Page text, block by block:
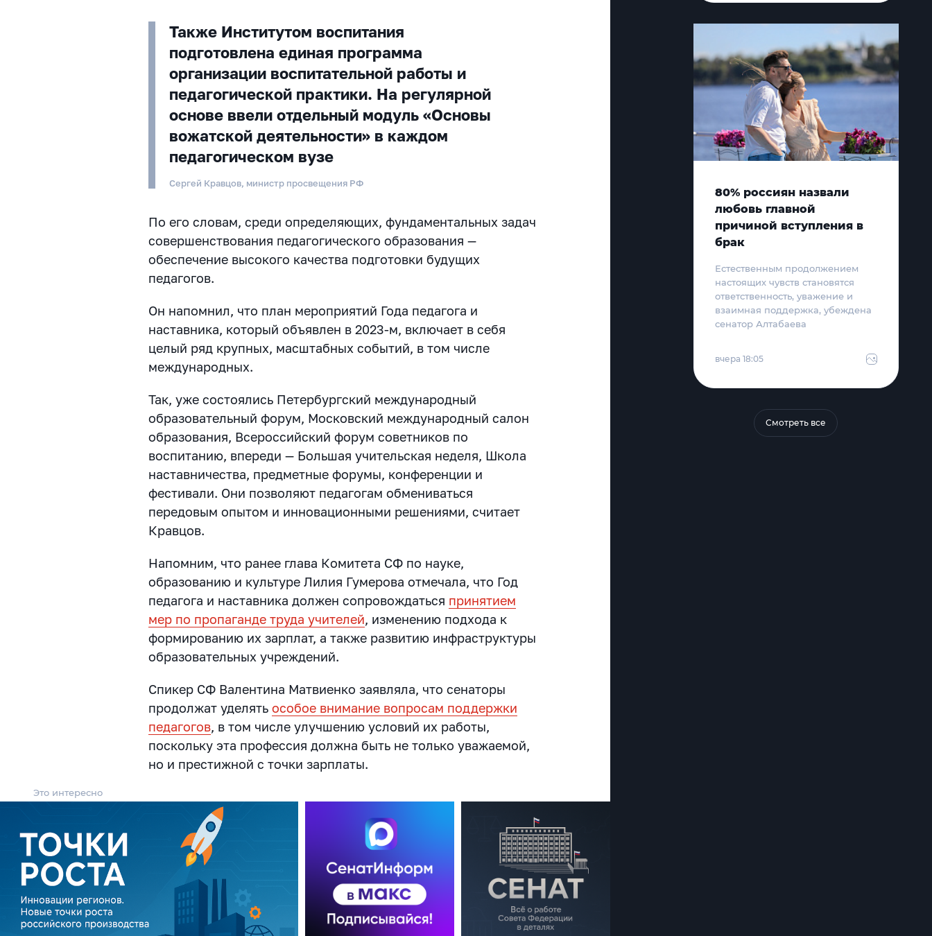
Также Институтом воспитания
подготовлена единая программа
организации воспитательной работы и
педагогической практики. На регулярной
основе ввели отдельный модуль «Основы
вожатской деятельности» в каждом
педагогическом вузе
Сергей Кравцов, министр просвещения РФ
По его словам, среди определяющих, фундаментальных задач
совершенствования педагогического образования —
обеспечение высокого качества подготовки будущих
педагогов.
Он напомнил, что план мероприятий Года педагога и
наставника, который объявлен в 2023-м, включает в себя
целый ряд крупных, масштабных событий, в том числе
международных.
Так, уже состоялись Петербургский международный
образовательный форум, Московский международный салон
образования, Всероссийский форум советников по
воспитанию, впереди — Большая учительская неделя, Школа
наставничества, предметные форумы, конференции и
фестивали. Они позволяют педагогам обмениваться
передовым опытом и инновационными решениями, считает
Кравцов.
Напомним, что ранее глава Комитета СФ по науке,
образованию и культуре Лилия Гумерова отмечала, что Год
педагога и наставника должен сопровождаться принятием
мер по пропаганде труда учителей, изменению подхода к
формированию их зарплат, а также развитию инфраструктуры
образовательных учреждений.
Спикер СФ Валентина Матвиенко заявляла, что сенаторы
продолжат уделятьособое внимание вопросам поддержки
педагогов, в том числе улучшению условий их работы,
поскольку эта профессия должна быть не только уважаемой,
но и престижной с точки зарплаты.
Это интересно
80% россиян назвали
любовь главной
причиной вступления в
брак
Естественным продолжением
настоящих чувств становятся
ответственность, уважение и
взаимная поддержка, убеждена
сенатор Алтабаева
вчера 18:05
Смотреть все